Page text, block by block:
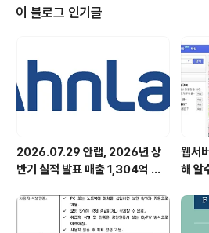
지난 2006년 처음 시작되어 연 2회 겨울, 여름 방
립니다. 이 행사는 날로 지능화하는 보안 위협 속에
전한 보안 의식을 갖게 도와주고, 청소년 보안 꿈
성하기 위해 마련됐습니다. ‘V스쿨’의 ‘V’는 인터
이 블로그 인기글
2026.07.29 안랩, 2026년 상
반기 실적 발표 매출 1,304억 원,
웹서
해 알